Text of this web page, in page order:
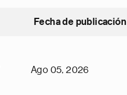
Fecha de publicación
Ago 05, 2026